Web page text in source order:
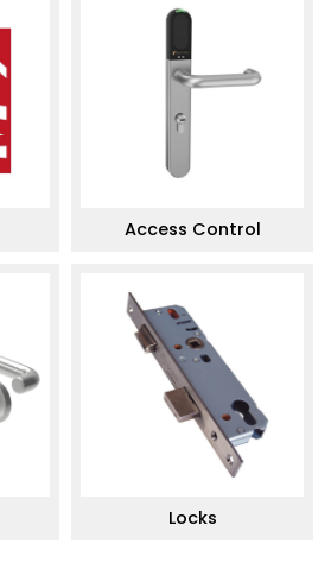
Access Control
Locks